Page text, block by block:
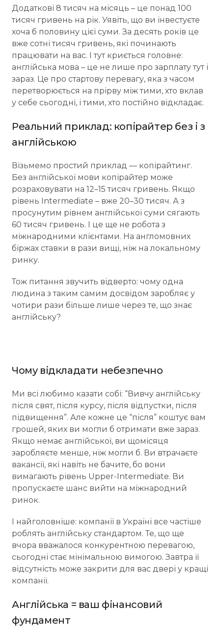
Додаткові 8 тисяч на місяць – це понад 100
тисяч гривень на рік. Уявіть, що ви інвестуєте
хоча б половину цієї суми. За десять років це
вже сотні тисяч гривень, які починають
працювати на вас. І тут криється головне:
англійська мова – це не лише про зарплату тут і
зараз. Це про стартову перевагу, яка з часом
перетворюється на прірву між тими, хто вклав
у себе сьогодні, і тими, хто постійно відкладає.
Реальний приклад: копірайтер без і з
англійською
Візьмемо простий приклад — копірайтинг.
Без англійської мови копірайтер може
розраховувати на 12–15 тисяч гривень. Якщо
рівень Intermediate – вже 20–30 тисяч. А з
просунутим рівнем англійської суми сягають
60 тисяч гривень. І це ще не робота з
міжнародними клієнтами. На англомовних
біржах ставки в рази вищі, ніж на локальному
ринку.
Тож питання звучить відверто: чому одна
людина з таким самим досвідом заробляє у
чотири рази більше лише через те, що знає
англійську?
Чому відкладати небезпечно
Ми всі любимо казати собі: “Вивчу англійську
після свят, після курсу, після відпустки, після
підвищення”. Але кожне це “після” коштує вам
грошей, яких ви могли б отримати вже зараз.
Якщо немає англійської, ви щомісяця
заробляєте менше, ніж могли б. Ви втрачаєте
вакансії, які навіть не бачите, бо вони
вимагають рівень Upper-Intermediate. Ви
пропускаєте шанс вийти на міжнародний
ринок.
І найголовніше: компанії в Україні все частіше
роблять англійську стандартом. Те, що ще
вчора вважалося конкурентною перевагою,
сьогодні стає мінімальною вимогою. Завтра її
відсутність може закрити для вас двері у кращі
компанії.
Англійська = ваш фінансовий
фундамент